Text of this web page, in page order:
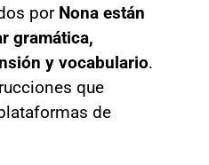
por Nona están
gramática,
y vocabulario.
que
de